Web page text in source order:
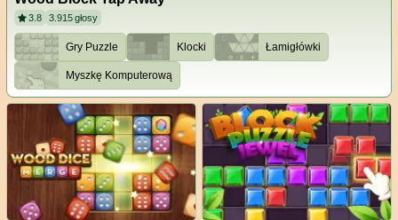
3.8 3.915głosy
Gry Puzzle Klocki Łamigłówki
Myszkę Komputerową